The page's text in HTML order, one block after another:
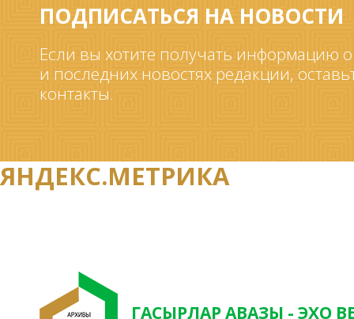
ПОДПИСАТЬСЯ НА НОВОСТИ
Если вы хотите получать информацию
и последних новостях редакции,
контакты.
ЯНДЕКС.МЕТРИКА
ГАСЫРЛАР АВАЗЫ - ЭХО